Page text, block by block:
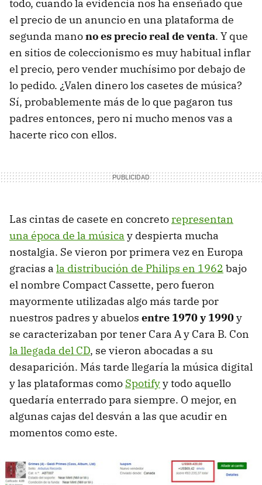
todo, cuando la evidencia nos ha enseñado que
el precio de un anuncio en una plataforma de
segunda manono es precio real de venta. Y que
en sitios de coleccionismo es muy habitual inflar
el precio, pero vender muchísimo por debajo de
lo pedido. ¿Valen dinero los casetes de música?
Sí, probablemente más de lo que pagaron tus
padres entonces, pero ni mucho menos vas a
hacerte rico con ellos.
Las cintas de casete en concretorepresentan
una época de la música y despierta mucha
nostalgia. Se vieron por primera vez en Europa
gracias a la distribución de Philips en 1962 bajo
el nombre Compact Cassette, pero fueron
mayormente utilizadas algo más tarde por
nuestros padres y abuelos entre 1970 y 1990y
se caracterizaban por tener Cara A y Cara B. Con
la llegada del CD, se vieron abocadas a su
desaparición. Más tarde llegaría la música digital
y las plataformas como Spotifyy todo aquello
quedaría enterrado para siempre. O mejor, en
algunas cajas del desván a las que acudir en
momentos como este.